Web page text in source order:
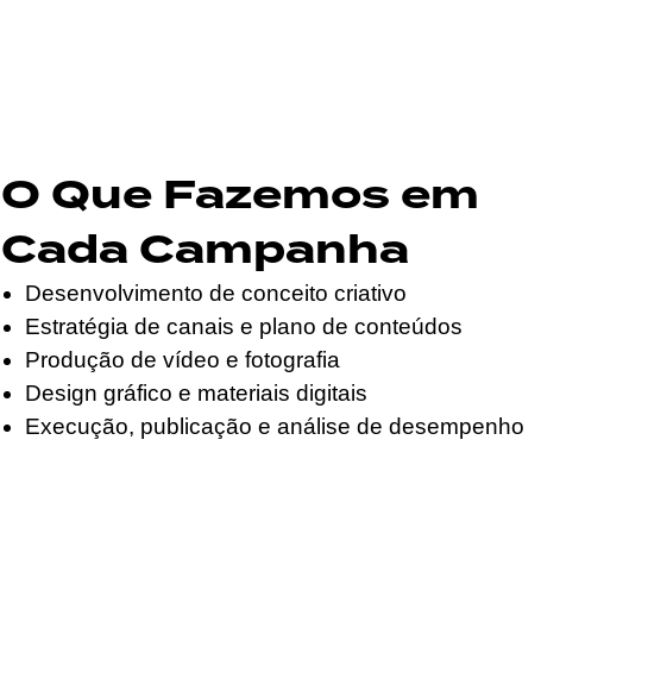
O Que Fazemos em
Cada Campanha
Desenvolvimento de conceito criativo
Estratégia de canais e plano de conteúdos
Produção de vídeo e fotografia
Design gráfico e materiais digitais
Execução, publicação e análise de desempenho